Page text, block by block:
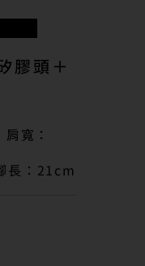
膠頭＋
寬：
長：21cm